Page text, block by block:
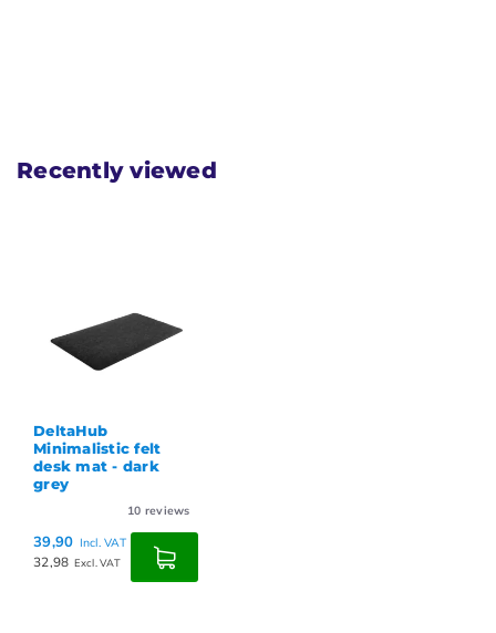
Recently viewed
DeltaHub
Minimalistic felt
desk mat - dark
grey
10 reviews
39,90 Incl. VAT
32,98 Excl. VAT